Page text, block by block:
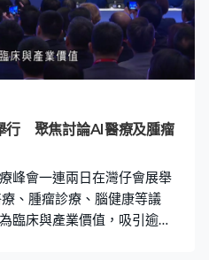
影響廣東內陸，本港稍後局
行 聚焦討論AI醫療及腫瘤
峰會一連兩日在灣仔會展舉
、腫瘤診療、腦健康等議
臨床與產業價值，吸引逾